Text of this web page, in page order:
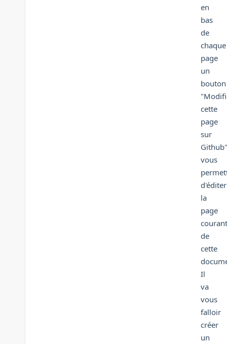
en
bas
de
chaque
page
un
bouton
cette
page
sur
Github"
vous
d'éditer
la
page
de
cette
Il
va
vous
falloir
créer
un